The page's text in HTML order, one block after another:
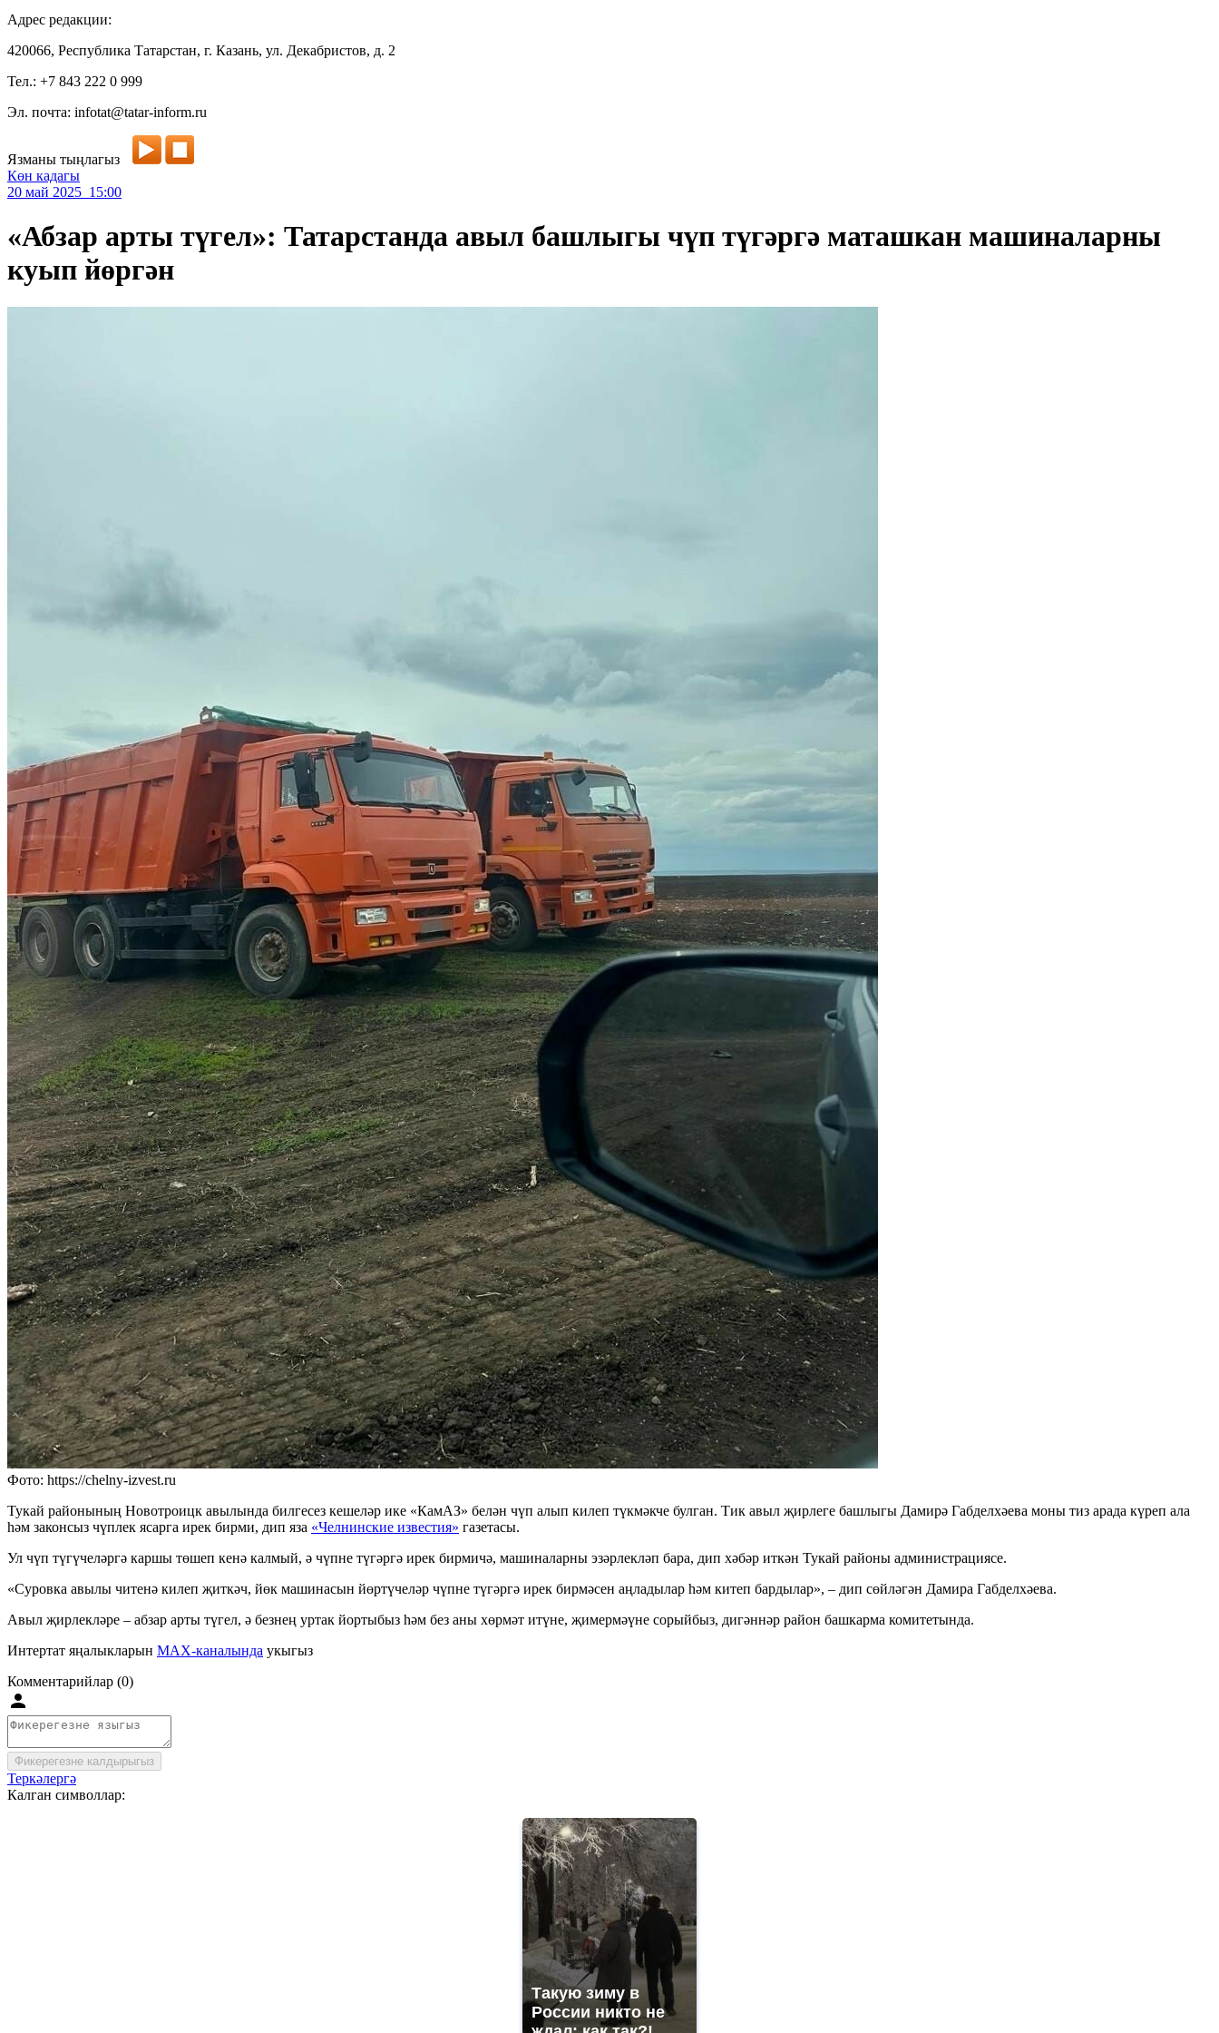
Адрес редакции:
420066, Республика Татарстан, г. Казань, ул. Декабристов, д. 2
Тел.: +7 843 222 0 999
Эл. почта: infotat@tatar-inform.ru
Язманы тыңлагыз
Көн кадагы
20 май 2025 15:00
«Абзар арты түгел»: Татарстанда авыл башлыгы чүп түгәргә маташкан машиналарны
куып йөргән
Фото: https://chelny-izvest.ru
Тукай районының Новотроицк авылында билгесез кешеләр ике «КамАЗ» белән чүп алып килеп түкмәкче булган. Тик авыл җирлеге башлыгы Дамирә Габделхәева моны тиз арада күреп ала
һәм законсыз чүплек ясарга ирек бирми, дип яза «Челнинские известия» газетасы.
Ул чүп түгүчеләргә каршы төшеп кенә калмый, ә чүпне түгәргә ирек бирмичә, машиналарны эзәрлекләп бара, дип хәбәр иткән Тукай районы администрациясе.
«Суровка авылы читенә килеп җиткәч, йөк машинасын йөртүчеләр чүпне түгәргә ирек бирмәсен аңладылар һәм китеп бардылар», – дип сөйләгән Дамира Габделхәева.
Авыл җирлекләре – абзар арты түгел, ә безнең уртак йортыбыз һәм без аны хөрмәт итүне, җимермәүне сорыйбыз, дигәннәр район башкарма комитетында.
Интертат яңалыкларын MAX-каналында укыгыз
Комментарийлар (0)
Фикерегезне калдырыгыз
Теркәлергә
Калган символлар:
Такую зиму в
России никто не